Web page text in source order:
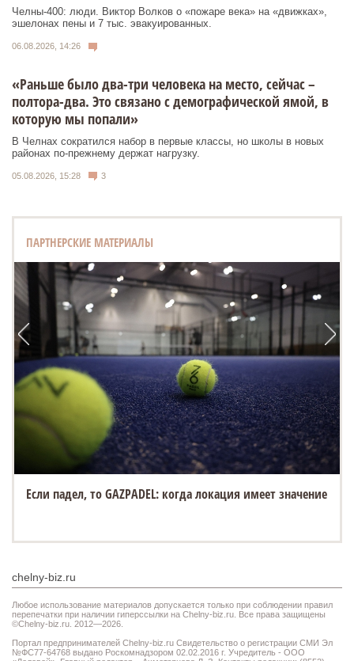
Челны-400: люди. Виктор Волков о «пожаре века» на «движках»,
эшелонах пены и 7 тыс. эвакуированных.
06.08.2026, 14:26
«Раньше было два-три человека на место, сейчас –
полтора-два. Это связано с демографической ямой, в
которую мы попали»
В Челнах сократился набор в первые классы, но школы в новых
районах по-прежнему держат нагрузку.
05.08.2026, 15:28 3
ПАРТНЕРСКИЕ МАТЕРИАЛЫ
Если падел, то GAZPADEL: когда локация имеет значение
chelny-biz.ru
Любое использование материалов допускается только при соблюдении правил
перепечатки при наличии гиперссылки на Chelny-biz.ru. Все права защищены
©Chelny-biz.ru. 2012—2026.
Портал предпринимателей Chelny-biz.ru Свидетельство о регистрации СМИ Эл
№ФС77-64768 выдано Роскомнадзором 02.02.2016 г. Учредитель - ООО